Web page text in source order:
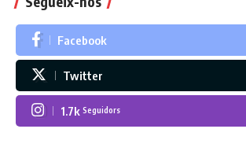
Facebook
Twitter
1.7k Seguidors